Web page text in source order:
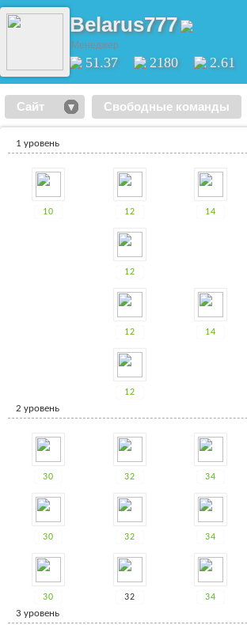
Belarus777
Менеджер
51.37 2180 2.61
Сайт Свободные команды
1 уровень
10 12 14
12
12 14
12
2 уровень
30 32 34
30 32 34
30 32 34
3 уровень